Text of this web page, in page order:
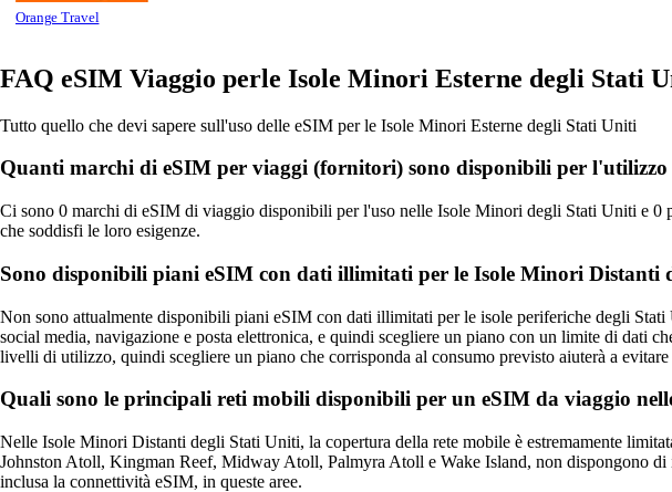
Orange Travel
FAQ eSIM Viaggio perle Isole Minori Esterne degli Stati
Tutto quello che devi sapere sull'uso delle eSIM per le Isole Minori Esterne degli Stati Uniti
Quanti marchi di eSIM per viaggi (fornitori) sono disponibili per
Ci sono 0 marchi di eSIM di viaggio disponibili per l'uso nelle Isole Minori degli Stati Uniti e 0
che soddisfi le loro esigenze.
Sono disponibili piani eSIM con dati illimitati per le Isole Minori Distanti
Non sono attualmente disponibili piani eSIM con dati illimitati per le isole periferiche degli
social media, navigazione e posta elettronica, e quindi scegliere un piano con un limite di dati
livelli di utilizzo, quindi scegliere un piano che corrisponda al consumo previsto aiuterà a
Quali sono le principali reti mobili disponibili per un eSIM da viaggio
Nelle Isole Minori Distanti degli Stati Uniti, la copertura della rete mobile è estremamente
Johnston Atoll, Kingman Reef, Midway Atoll, Palmyra Atoll e Wake Island, non dispongono
inclusa la connettività eSIM, in queste aree.